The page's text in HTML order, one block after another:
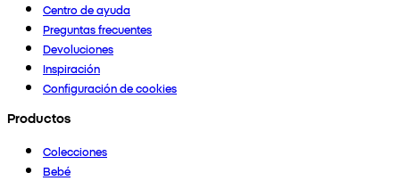
Centro de ayuda
Preguntas frecuentes
Devoluciones
Inspiración
Configuración de cookies
Productos
Colecciones
Bebé